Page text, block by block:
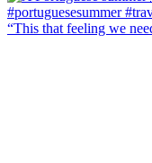
“This that feeling we